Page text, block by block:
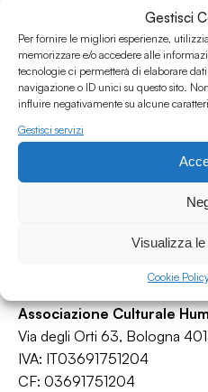
Gestisci
Per fornire le migliori esperienze,
memorizzare e/o accedere alle
tecnologie ci permetterà di elaborare
navigazione o ID unici su questo sito.
influire negativamente su alcune
Gestisci servizi
Visualizza
Cookie
Antidoti - Stagione 2 Puntata
Antidoti
Lifestyle/Migranti/
17.02.21
Associazione Culturale
Via degli Orti 63, Bologna
IVA: IT03691751204
CF: 03691751204